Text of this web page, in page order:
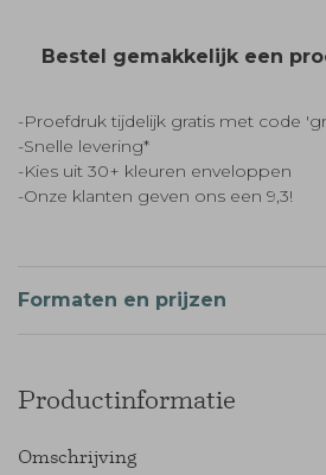
Bestel gemakkelijk een
-Proefdruk tijdelijk gratis met code
-Snelle levering*
-Kies uit 30+ kleuren enveloppen
-Onze klanten geven ons een 9,3!
Formaten en prijzen
Productinformatie
Omschrijving